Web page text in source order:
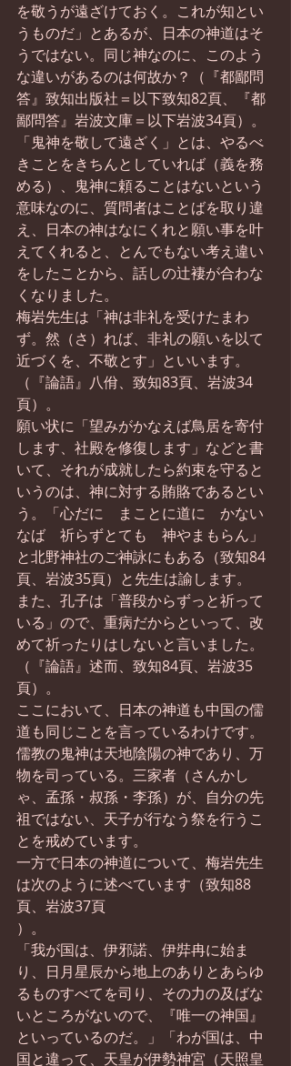
を敬うが遠ざけておく。これが知とい
うものだ」とあるが、日本の神道はそ
うではない。同じ神なのに、このよう
な違いがあるのは何故か？（『都鄙問
答』致知出版社＝以下致知82頁、『都
鄙問答』岩波文庫＝以下岩波34頁）。
「鬼神を敬して遠ざく」とは、やるべ
きことをきちんとしていれば（義を務
める）、鬼神に頼ることはないという
意味なのに、質問者はことばを取り違
え、日本の神はなにくれと願い事を叶
えてくれると、とんでもない考え違い
をしたことから、話しの辻褄が合わな
くなりました。
梅岩先生は「神は非礼を受けたまわ
ず。然（さ）れば、非礼の願いを以て
近づくを、不敬とす」といいます。
（『論語』八佾、致知83頁、岩波34
頁）。
願い状に「望みがかなえば鳥居を寄付
します、社殿を修復します」などと書
いて、それが成就したら約束を守ると
いうのは、神に対する賄賂であるとい
う。「心だに　まことに道に　かない
なば　祈らずとても　神やまもらん」
と北野神社のご神詠にもある（致知84
頁、岩波35頁）と先生は諭します。
また、孔子は「普段からずっと祈って
いる」ので、重病だからといって、改
めて祈ったりはしないと言いました。
（『論語』述而、致知84頁、岩波35
頁）。
ここにおいて、日本の神道も中国の儒
道も同じことを言っているわけです。
儒教の鬼神は天地陰陽の神であり、万
物を司っている。三家者（さんかし
ゃ、孟孫・叔孫・李孫）が、自分の先
祖ではない、天子が行なう祭を行うこ
とを戒めています。
一方で日本の神道について、梅岩先生
は次のように述べています（致知88
頁、岩波37頁
）。
「我が国は、伊邪諾、伊弉冉に始ま
り、日月星辰から地上のありとあらゆ
るものすべてを司り、その力の及ばな
いところがないので、『唯一の神国』
といっているのだ。」「わが国は、中
国と違って、天皇が伊勢神宮（天照皇